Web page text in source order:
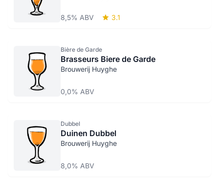
8,5% ABV 3.1
Bière de Garde
Brasseurs Biere de Garde
Brouwerij Huyghe
0,0% ABV
Dubbel
Duinen Dubbel
Brouwerij Huyghe
8,0% ABV